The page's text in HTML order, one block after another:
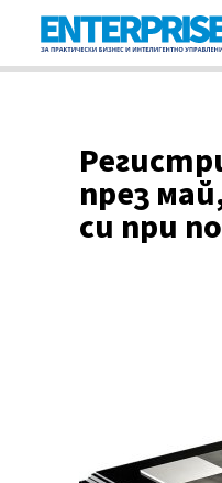
през
си при